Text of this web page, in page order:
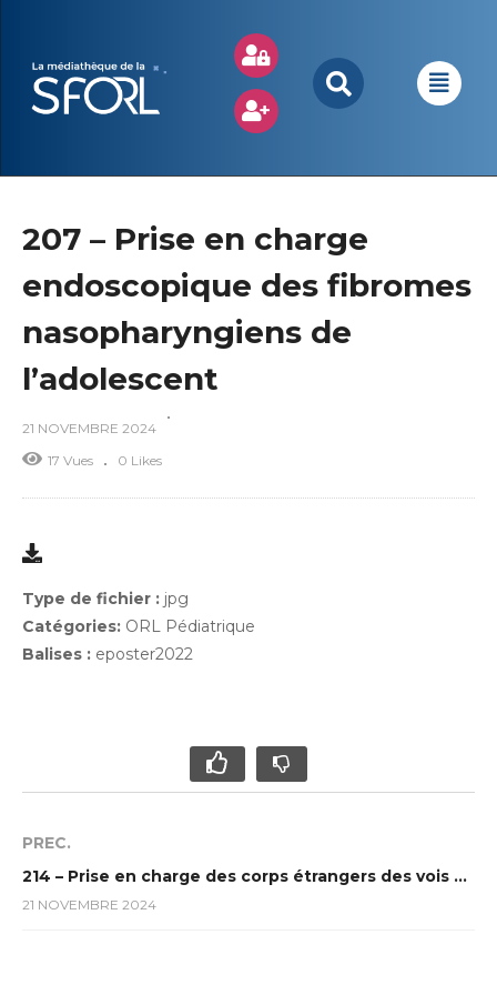
207 – Prise en charge
endoscopique des fibromes
nasopharyngiens de
l’adolescent
21 NOVEMBRE 2024
17 Vues
0 Likes
Type de fichier : jpg
Catégories: ORL Pédiatrique
Balises : eposter2022
PREC.
214 – Prise en charge des corps étrangers des vois aériennes chez l’enfant
21 NOVEMBRE 2024